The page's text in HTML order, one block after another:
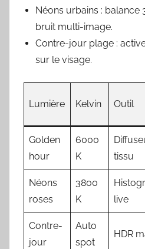
Néons urbains : balance
bruit multi-image.
Contre-jour plage :
sur le visage.
Lumière Kelvin Outil
Golden
hour
6000
K
tissu
Néons
roses
3800
K
live
Contre-
jour
Auto
spot
HDR